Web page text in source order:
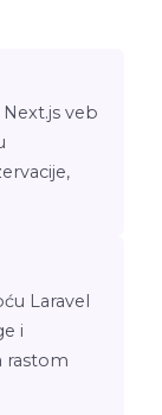
veb
Laravel
i
rastom